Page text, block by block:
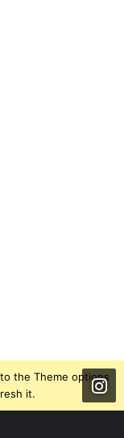
the Theme options
it.